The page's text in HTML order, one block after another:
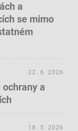
a
se mimo
a
22. 6. 2026
18. 5. 2026